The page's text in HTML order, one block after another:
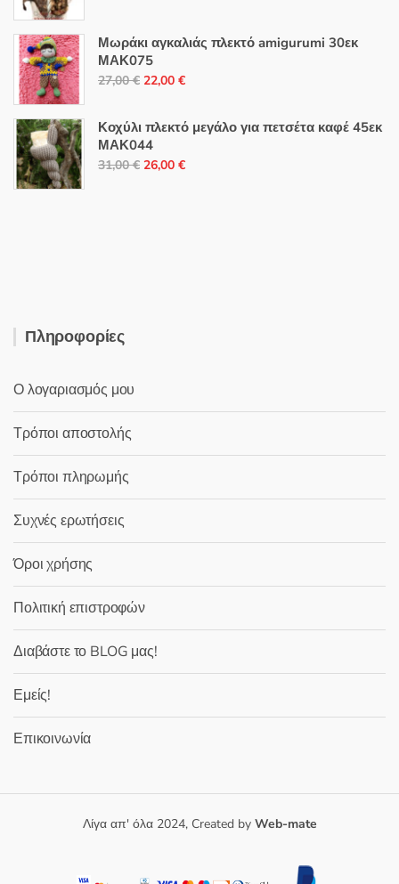
74,50 €.είναι:
Μωράκι αγκαλιάς πλεκτό amigurumi 30εκ
ΜΑΚ075
27,00€ Original
was:
27,00 €.
22,00 €Η
τιμή
22,00 €.
Κοχύλι πλεκτό μεγάλο για πετσέτα καφέ 45εκ
ΜΑΚ044
31,00€ Original
26,00 €Η
Πληροφορίες
Ο λογαριασμός μου
Τρόποι αποστολής
Τρόποι πληρωμής
Συχνές ερωτήσεις
Όροι χρήσης
Πολιτική επιστροφών
Διαβάστε το BLOG μας!
Εμείς!
Επικοινωνία
Λίγα απ' όλα 2024, Created by Web-mate